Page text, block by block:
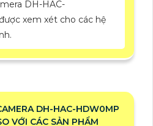
DH-HAC-
xem xét cho các hệ
DH-HAC-HDW0MP
VỚI CÁC SẢN PHẨM